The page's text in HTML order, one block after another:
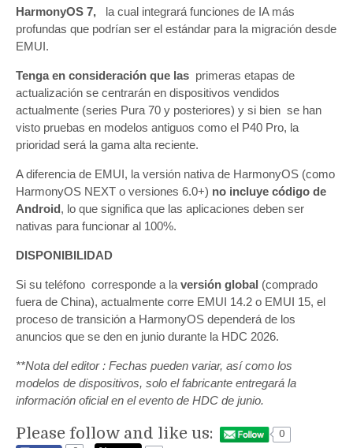
HarmonyOS 7, la cual integrará funciones de IA más
profundas que podrían ser el estándar para la migración desde
EMUI.
Tenga en consideración que las primeras etapas de
actualización se centrarán en dispositivos vendidos
actualmente (series Pura 70 y posteriores) y si bien se han
visto pruebas en modelos antiguos como el P40 Pro, la
prioridad será la gama alta reciente.
A diferencia de EMUI, la versión nativa de HarmonyOS (como
HarmonyOS NEXT o versiones 6.0+) no incluye código de
Android, lo que significa que las aplicaciones deben ser
nativas para funcionar al 100%.
DISPONIBILIDAD
Si su teléfono corresponde a la versión global (comprado
fuera de China), actualmente corre EMUI 14.2 o EMUI 15, el
proceso de transición a HarmonyOS dependerá de los
anuncios que se den en junio durante la HDC 2026.
**Nota del editor : Fechas pueden variar, así como los
modelos de dispositivos, solo el fabricante entregará la
información oficial en el evento de HDC de junio.
Please follow and like us:
0